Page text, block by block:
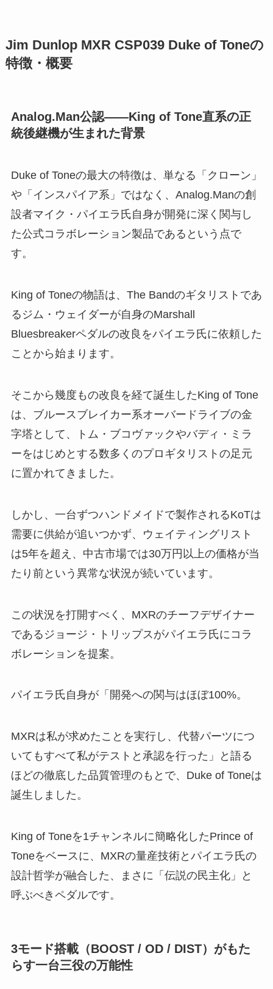
Jim Dunlop MXR CSP039 Duke of Toneの
特徴・概要
Analog.Man公認——King of Tone直系の正
統後継機が生まれた背景
Duke of Toneの最大の特徴は、単なる「クローン」
や「インスパイア系」ではなく、Analog.Manの創
設者マイク・パイエラ氏自身が開発に深く関与し
た公式コラボレーション製品であるという点で
す。
King of Toneの物語は、The Bandのギタリストであ
るジム・ウェイダーが自身のMarshall
Bluesbreakerペダルの改良をパイエラ氏に依頼した
ことから始まります。
そこから幾度もの改良を経て誕生したKing of Tone
は、ブルースブレイカー系オーバードライブの金
字塔として、トム・ブコヴァックやバディ・ミラ
ーをはじめとする数多くのプロギタリストの足元
に置かれてきました。
しかし、一台ずつハンドメイドで製作されるKoTは
需要に供給が追いつかず、ウェイティングリスト
は5年を超え、中古市場では30万円以上の価格が当
たり前という異常な状況が続いています。
この状況を打開すべく、MXRのチーフデザイナー
であるジョージ・トリップスがパイエラ氏にコラ
ボレーションを提案。
パイエラ氏自身が「開発への関与はほぼ100%。
MXRは私が求めたことを実行し、代替パーツにつ
いてもすべて私がテストと承認を行った」と語る
ほどの徹底した品質管理のもとで、Duke of Toneは
誕生しました。
King of Toneを1チャンネルに簡略化したPrince of
Toneをベースに、MXRの量産技術とパイエラ氏の
設計哲学が融合した、まさに「伝説の民主化」と
呼ぶべきペダルです。
3モード搭載（BOOST / OD / DIST）がもた
らす一台三役の万能性